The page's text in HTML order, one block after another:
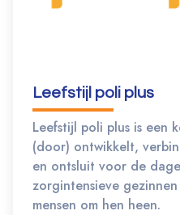
Leefstijl poli plus
Leefstijl poli plus is een
(door) ontwikkelt,
en ontsluit voor de
zorgintensieve
mensen om hen heen.